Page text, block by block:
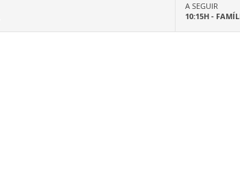
A SEGUIR
10:15H -